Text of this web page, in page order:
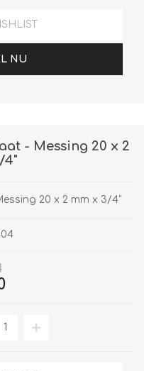
NU
- Messing 20 x 2
4"
20 x 2 mm x 3/4"